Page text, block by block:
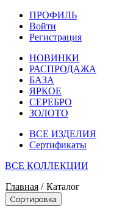
ПРОФИЛЬ
Войти
Регистрация
НОВИНКИ
РАСПРОДАЖА
БАЗА
ЯРКОЕ
СЕРЕБРО
ЗОЛОТО
ВСЕ ИЗДЕЛИЯ
Сертификаты
ВСЕ КОЛЛЕКЦИИ
Главная / Каталог
Сортировка